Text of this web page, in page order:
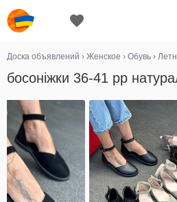
Доска объявлений › Женское › Обувь ›
босоніжки 36-41 рр